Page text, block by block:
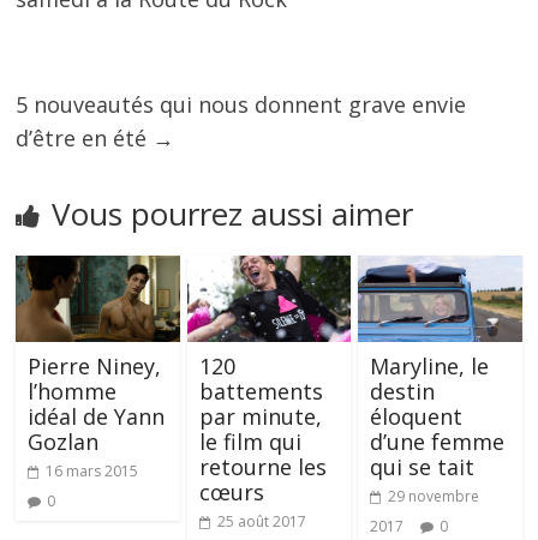
5 nouveautés qui nous donnent grave envie
d’être en été →
Vous pourrez aussi aimer
Pierre Niney,
l’homme
idéal de Yann
Gozlan
16 mars 2015
0
120
battements
par minute,
le film qui
retourne les
cœurs
25 août 2017
Maryline, le
destin
éloquent
d’une femme
qui se tait
29 novembre
2017
0